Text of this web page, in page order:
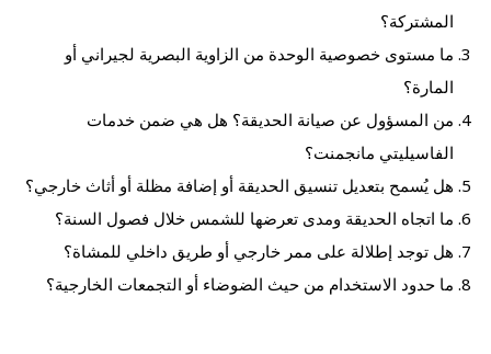
المشتركة؟
ما مستوى خصوصية الوحدة من الزاوية البصرية لجيراني أو
المارة؟
من المسؤول عن صيانة الحديقة؟ هل هي ضمن خدمات
الفاسيليتي مانجمنت؟
هل يُسمح بتعديل تنسيق الحديقة أو إضافة مظلة أو أثاث خارجي؟
ما اتجاه الحديقة ومدى تعرضها للشمس خلال فصول السنة؟
هل توجد إطلالة على ممر خارجي أو طريق داخلي للمشاة؟
ما حدود الاستخدام من حيث الضوضاء أو التجمعات الخارجية؟